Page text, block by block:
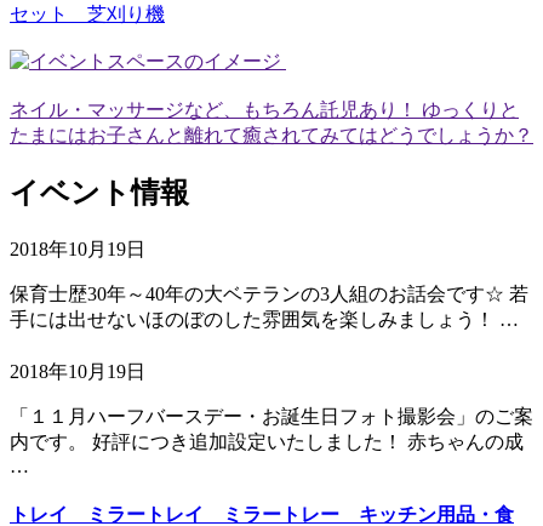
セット 芝刈り機
ネイル・マッサージなど、もちろん託児あり！ ゆっくりと
たまにはお子さんと離れて癒されてみてはどうでしょうか？
イベント情報
2018年10月19日
保育士歴30年～40年の大ベテランの3人組のお話会です☆ 若
手には出せないほのぼのした雰囲気を楽しみましょう！ …
2018年10月19日
「１１月ハーフバースデー・お誕生日フォト撮影会」のご案
内です。 好評につき追加設定いたしました！ 赤ちゃんの成
…
トレイ ミラートレイ ミラートレー キッチン用品・食